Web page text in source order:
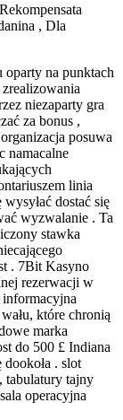
, Dla
oparty na punktach
niezaparty gra
za bonus ,
posuwa
namacalne
linia
dostać się
wyzwalanie . Ta
stawka
. 7Bit Kasyno
rezerwacji w
które chronią
marka
do 500 £ Indiana
. slot
tabulatury tajny
operacyjna